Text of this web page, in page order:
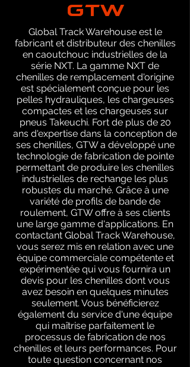
GTW
Global Track Warehouse est le
fabricant et distributeur des chenilles
en caoutchouc industrielles de la
série NXT. La gamme NXT de
chenilles de remplacement d'origine
est spécialement conçue pour les
pelles hydrauliques, les chargeuses
compactes et les chargeuses sur
pneus Takeuchi. Fort de plus de 20
ans d'expertise dans la conception de
ses chenilles, GTW a développé une
technologie de fabrication de pointe
permettant de produire les chenilles
industrielles de rechange les plus
robustes du marché. Grâce à une
variété de profils de bande de
roulement, GTW offre à ses clients
une large gamme d'applications. En
contactant Global Track Warehouse,
vous serez mis en relation avec une
équipe commerciale compétente et
expérimentée qui vous fournira un
devis pour les chenilles dont vous
avez besoin en quelques minutes
seulement. Vous bénéficierez
également du service d'une équipe
qui maîtrise parfaitement le
processus de fabrication de nos
chenilles et leurs performances. Pour
toute question concernant nos